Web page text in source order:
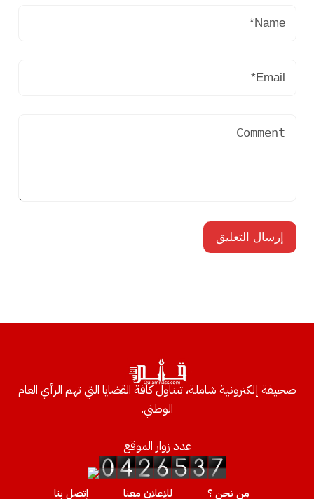
صحيفة إلكترونية شاملة، تتناول كافة القضايا التي تهم الرأي العام
الوطني.
عدد زوار الموقع
من نحن ؟ للإعلان معنا إتصل بنا